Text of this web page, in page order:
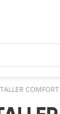
COMFORT